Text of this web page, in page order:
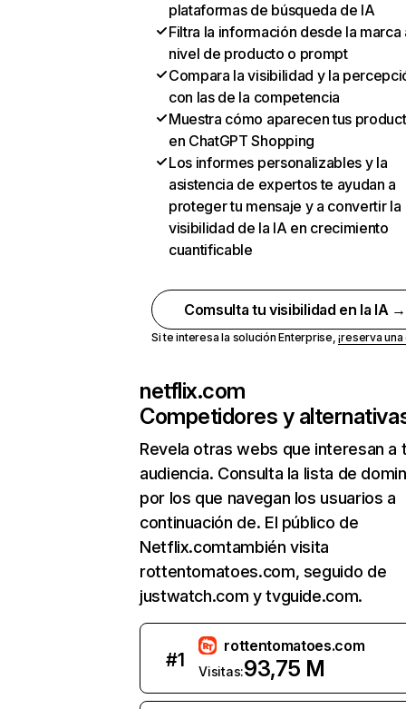
plataformas de búsqueda de IA
Filtra la información desde la marca
nivel de producto o prompt
Compara la visibilidad y la
con las de la competencia
Muestra cómo aparecen tus
en ChatGPT Shopping
Los informes personalizables y la
asistencia de expertos te ayudan a
proteger tu mensaje y a convertir la
visibilidad de la IA en crecimiento
cuantificable
Comsulta tu visibilidad en la IA →
Si te interesa la solución Enterprise,¡reserva
netflix.com
Competidores y
Revela otras webs que interesan a
audiencia. Consulta la lista de
por los que navegan los usuarios a
continuación de. El público de
Netflix.comtambién visita
rottentomatoes.com, seguido de
justwatch.com y tvguide.com.
#1
rottentomatoes.com
Visitas:93,75 M